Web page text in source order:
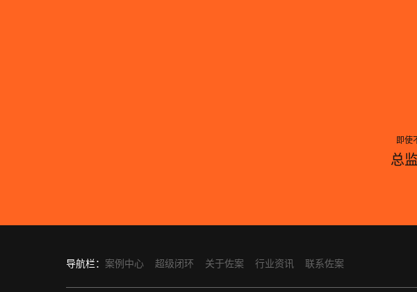
即使
总
导航栏： 案例中心 超级闭环 关于佐案 行业资讯 联系佐案